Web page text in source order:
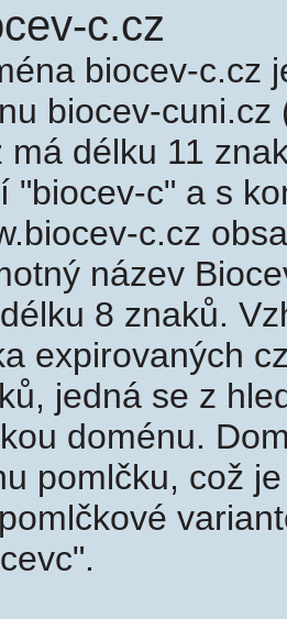
c.cz
biocev-c.cz
biocev-
má délku 11
"biocev-c" a s
c.cz
název
8 znaků.
expirovaných
jedná se z
doménu.
pomlčku, což